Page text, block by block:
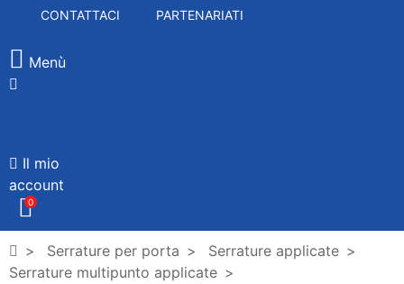
CONTATTACI PARTENARIATI
Menù
Il mio
account
0
Serrature per porta
Serrature applicate
Serrature multipunto applicate